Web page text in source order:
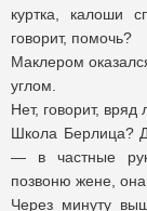
куртка, калоши
говорит, помочь?
Маклером
углом.
Нет, говорит, вряд
Школа Берлица?
— в частные
позвоню жене,
Через минуту